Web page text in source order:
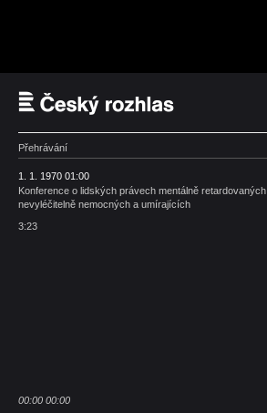
Přehrávání
1. 1. 1970 01:00
Konference o lidských právech mentálně retardovaných,
nevyléčitelně nemocných a umírajících
3:23
00:00 00:00